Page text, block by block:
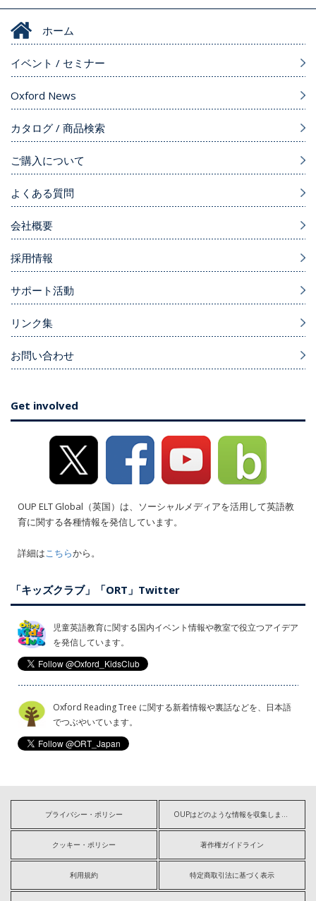
ホーム
イベント / セミナー
Oxford News
カタログ / 商品検索
ご購入について
よくある質問
会社概要
採用情報
サポート活動
リンク集
お問い合わせ
Get involved
OUP ELT Global（英国）は、ソーシャルメディアを活用して英語教
育に関する各種情報を発信しています。
詳細はこちらから。
「キッズクラブ」「ORT」Twitter
児童英語教育に関する国内イベント情報や教室で役立つアイデア
を発信しています。
Oxford Reading Tree に関する新着情報や裏話などを、日本語
でつぶやいています。
プライバシー・ポリシー OUPはどのような情報を収集しますか?
クッキー・ポリシー 著作権ガイドライン
利用規約 特定商取引法に基づく表示